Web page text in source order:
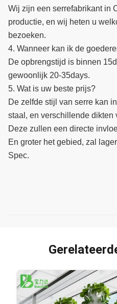
Wij zijn een serrefabrikant in
productie, en wij heten u
bezoeken.
4. Wanneer kan ik de
De opbrengstijd is binnen
gewoonlijk 20-35days.
5. Wat is uw beste prijs?
De zelfde stijl van serre kan
staal, en verschillende dikten
Deze zullen een directe
En groter het gebied, zal
Spec.